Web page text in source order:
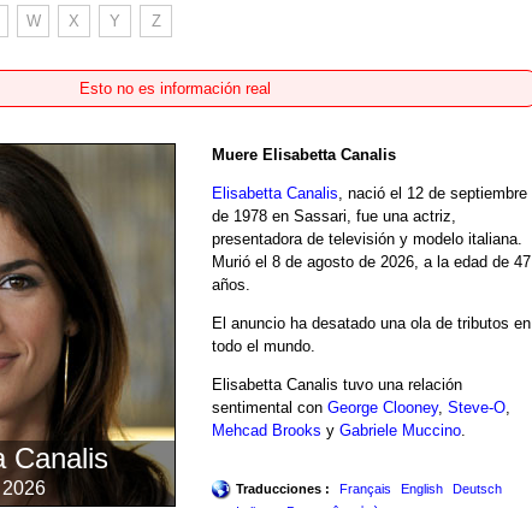
W X Y Z
Esto no es información real
Canalis
Muere Elisabetta Canalis
Elisabetta Canalis , nació el 12 de septiembre
de 1978 en Sassari, fue una actriz,
presentadora de televisión y modelo italiana.
Murió el 8 de agosto de 2026, a la edad de 47
años.
El anuncio ha desatado una ola de tributos en
todo el mundo.
Elisabetta Canalis tuvo una relación
sentimental con George Clooney, Steve-O
Mehcad Brooks y Gabriele Muccino
Traducciones : Français English
Deutsch